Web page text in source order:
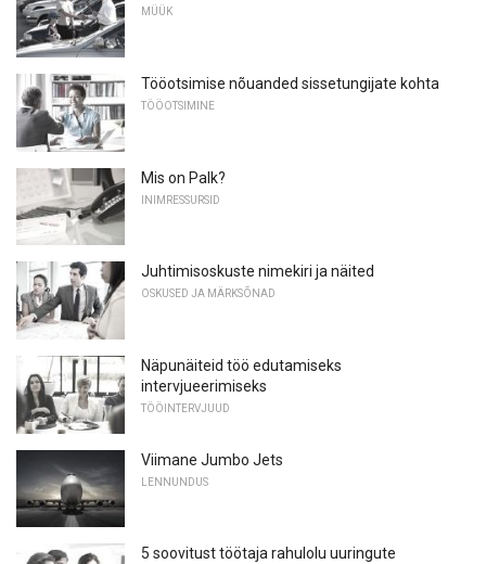
MÜÜK
Tööotsimise nõuanded sissetungijate kohta
TÖÖOTSIMINE
Mis on Palk?
INIMRESSURSID
Juhtimisoskuste nimekiri ja näited
OSKUSED JA MÄRKSÕNAD
Näpunäiteid töö edutamiseks
intervjueerimiseks
TÖÖINTERVJUUD
Viimane Jumbo Jets
LENNUNDUS
5 soovitust töötaja rahulolu uuringute